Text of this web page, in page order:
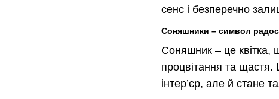
сенс і безперечно
Соняшники – символ
Соняшник – це квітка,
процвітання та щастя.
інтер’єр, але й стане